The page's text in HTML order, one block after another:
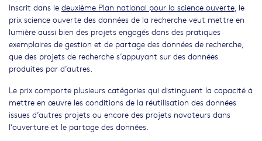
Inscrit dans le deuxième Plan national pour la science ouverte , le
prix science ouverte des données de la recherche veut mettre en
lumière aussi bien des projets engagés dans des pratiques
exemplaires de gestion et de partage des données de recherche,
que des projets de recherche s’appuyant sur des données
produites par d’autres.
Le prix comporte plusieurs catégories qui distinguent la capacité à
mettre en œuvre les conditions de la réutilisation des données
issues d’autres projets ou encore des projets novateurs dans
l’ouverture et le partage des données.